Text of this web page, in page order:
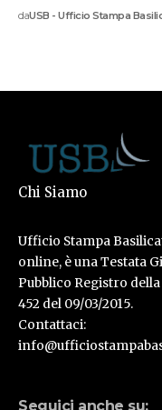
daUSB - Ufficio Stampa
Chi Siamo
Ufficio Stampa
online, è una Testata
Pubblico Registro
452 del 09/03/2015.
Contattaci:
Seguici anche su: